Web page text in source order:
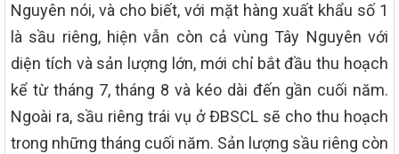
Nguyên nói, và cho biết, với mặt hàng xuất khẩu số 1
là sầu riêng, hiện vẫn còn cả vùng Tây Nguyên với
diện tích và sản lượng lớn, mới chỉ bắt đầu thu hoạch
kể từ tháng 7, tháng 8 và kéo dài đến gần cuối năm.
Ngoài ra, sầu riêng trái vụ ở ĐBSCL sẽ cho thu hoạch
trong những tháng cuối năm. Sản lượng sầu riêng còn